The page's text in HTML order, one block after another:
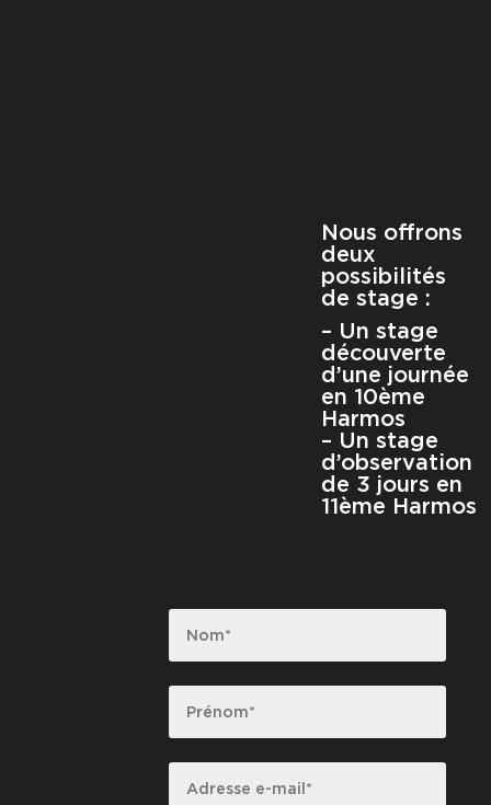
Nous offrons
deux
possibilités
de stage :
– Un stage
découverte
d’une journée
en 10ème
Harmos
– Un stage
d’observation
de 3 jours en
11ème Harmos